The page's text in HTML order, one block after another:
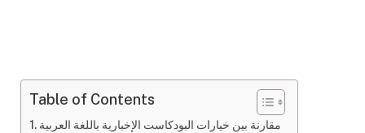
Table of Contents
مقارنة بين خيارات البودكاست الإخبارية باللغة العربية